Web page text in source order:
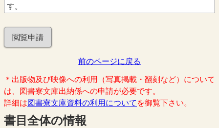
す。
閲覧申請
前のページに戻る
＊出版物及び映像への利用（写真掲載・翻刻など）について
は、図書寮文庫出納係への申請が必要です。
詳細は図書寮文庫資料の利用について を御覧下さい。
書目全体の情報